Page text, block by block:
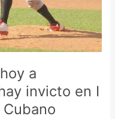
a
invicto en I